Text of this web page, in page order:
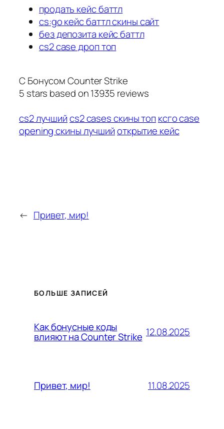
продать кейс баттл
cs:go кейс баттл скины сайт
без депозита кейс баттл
cs2 case дроп топ
С Бонусом Counter Strike
5 stars based on13935 reviews
cs2 лучшийcs2 cases скины топ ксго case
opening скины лучшийоткрытие кейс
← Привет, мир!
БОЛЬШЕ ЗАПИСЕЙ
Как бонусные коды
влияют на Counter Strike 12.08.2025
Привет, мир! 11.08.2025